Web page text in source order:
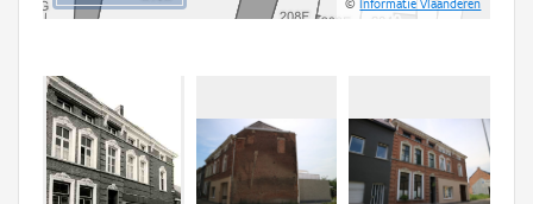
©Informatie Vlaanderen